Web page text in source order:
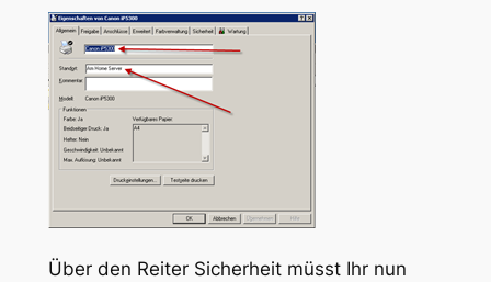
Über den Reiter Sicherheit müsst Ihr nun